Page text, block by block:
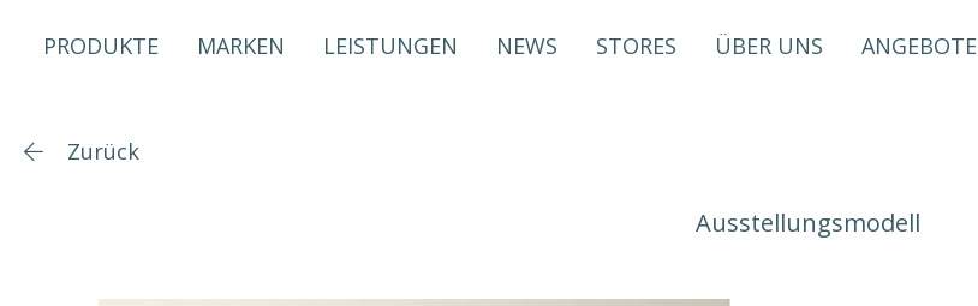
PRODUKTE MARKEN LEISTUNGEN NEWS STORES ÜBER UNS ANGEBOTE
Zurück
Ausstellungsmodell